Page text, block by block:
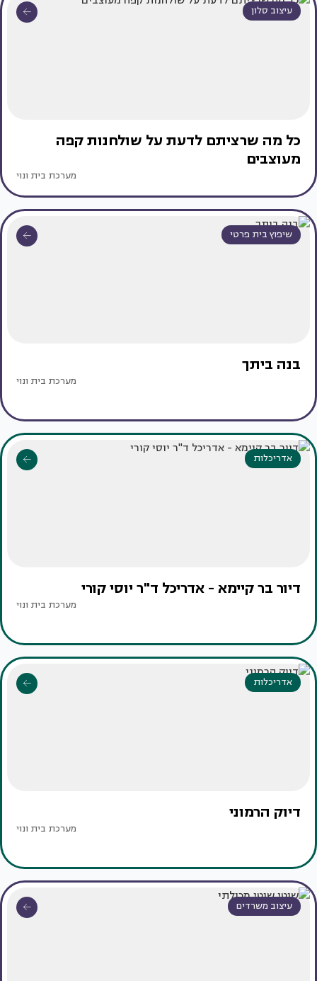
עיצוב סלון
כל מה שרציתם לדעת על שולחנות קפה
מעוצבים
מערכת בית ונוי
שיפוץ בית פרטי
בנה ביתך
מערכת בית ונוי
אדריכלות
דיור בר קיימא - אדריכל ד"ר יוסי קורי
מערכת בית ונוי
אדריכלות
דיוק הרמוני
מערכת בית ונוי
עיצוב משרדים